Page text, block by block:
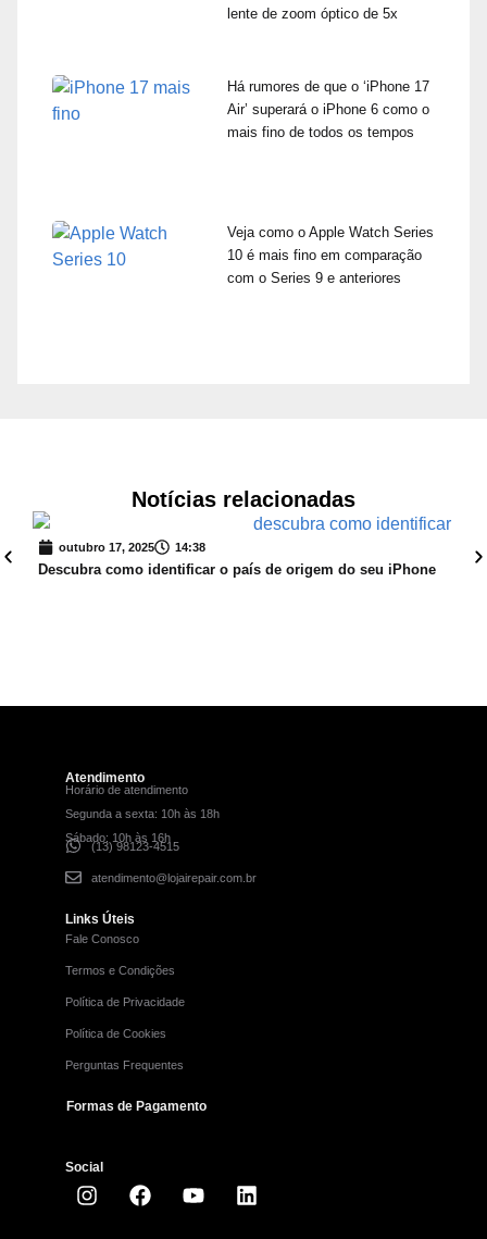
lente de zoom óptico de 5x
Há rumores de que o ‘iPhone 17
Air’ superará o iPhone 6 como o
mais fino de todos os tempos
Veja como o Apple Watch Series
10 é mais fino em comparação
com o Series 9 e anteriores
Notícias relacionadas
outubro 17, 2025 14:38
Descubra como identificar o país de origem do seu iPhone
Atendimento
Horário de atendimento
Segunda a sexta: 10h às 18h
Sábado: 10h às 16h
(13) 98123-4515
atendimento@lojairepair.com.br
Links Úteis
Fale Conosco
Termos e Condições
Política de Privacidade
Política de Cookies
Perguntas Frequentes
Formas de Pagamento
Social